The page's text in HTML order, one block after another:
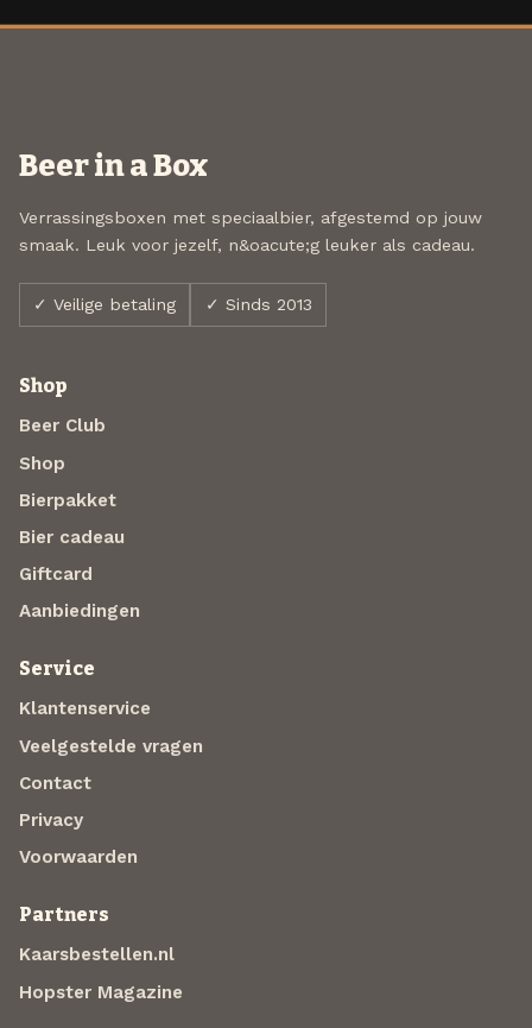
Beer in a Box
Verrassingsboxen met speciaalbier, afgestemd op jouw
smaak. Leuk voor jezelf, n&oacute;g leuker als cadeau.
✓ Veilige betaling ✓ Sinds 2013
Shop
Beer Club
Shop
Bierpakket
Bier cadeau
Giftcard
Aanbiedingen
Service
Klantenservice
Veelgestelde vragen
Contact
Privacy
Voorwaarden
Partners
Kaarsbestellen.nl
Hopster Magazine